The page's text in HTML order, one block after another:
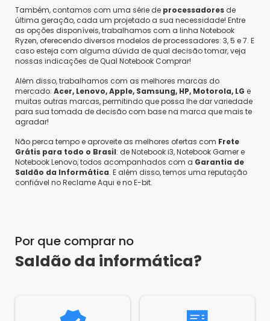
Também, contamos com uma série de processadores de
última geração, cada um projetado a sua necessidade! Entre
as opções disponíveis, trabalhamos com a linha Notebook
Ryzen, oferecendo diversos modelos de processadores: 3, 5 e 7. E
caso esteja com alguma dúvida de qual decisão tomar, veja
nossas indicações de Qual Notebook Comprar!
Além disso, trabalhamos com as melhores marcas do
mercado: Acer, Lenovo, Apple, Samsung, HP, Motorola, LG e
muitas outras marcas, permitindo que possa lhe dar variedade
para sua tomada de decisão com base na marca que mais te
agradar!
Não perca tempo e aproveite as melhores ofertas com Frete
Grátis para todo o Brasil: de Notebook i3, Notebook Gamer e
Notebook Lenovo, todos acompanhados com a Garantia de
Saldão da Informática. E além disso, temos uma reputação
confiável no Reclame Aqui e no E-bit.
Por que comprar no
Saldão da informática?